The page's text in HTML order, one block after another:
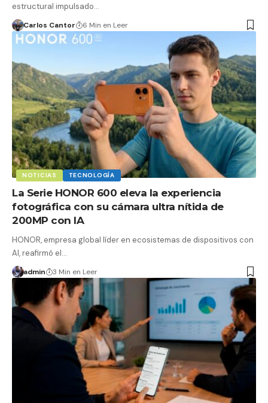
estructural impulsado…
Carlos Cantor 6 Min en Leer
NOTICIAS TECNOLOGÍA
La Serie HONOR 600 eleva la experiencia
fotográfica con su cámara ultra nítida de
200MP con IA
HONOR, empresa global líder en ecosistemas de dispositivos con
AI, reafirmó el…
admin 3 Min en Leer